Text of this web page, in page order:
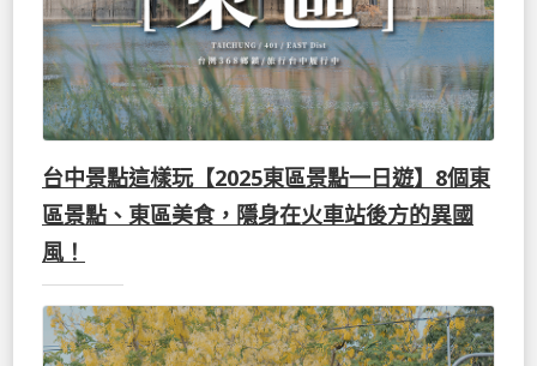
台中景點這樣玩【2025東區景點一日遊】8個東
區景點、東區美食，隱身在火車站後方的異國
風！